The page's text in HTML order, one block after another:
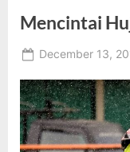
Mencintai
Posted
December 13,